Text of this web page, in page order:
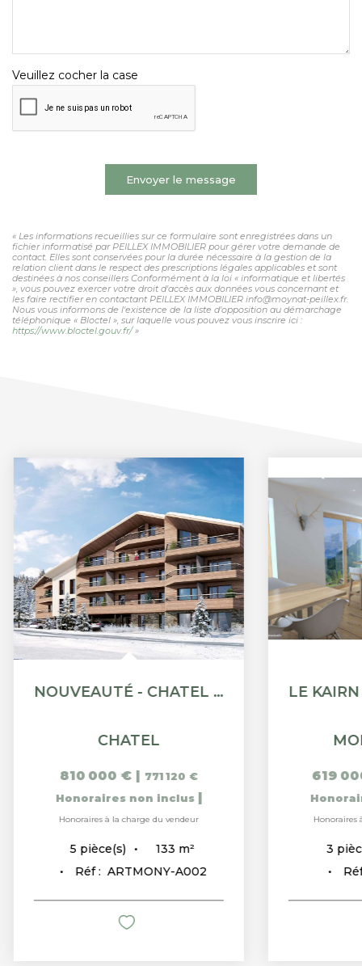
Veuillez cocher la case
Envoyer le message
« Les informations recueillies sur ce formulaire sont enregistrées dans un
fichier informatisé par PEILLEX IMMOBILIER pour gérer votre demande de
contact. Elles sont conservées pour la durée nécessaire à la gestion de la
relation client dans le respect des prescriptions légales applicables et sont
destinées à nos conseillers Conformément à la loi « informatique et libertés
», vous pouvez exercer votre droit d'accès aux données vous concernant et
les faire rectifier en contactant PEILLEX IMMOBILIER info@moynat-peillex.fr.
Nous vous informons de l'existence de la liste d'opposition au démarchage
téléphonique « Bloctel », sur laquelle vous pouvez vous inscrire ici :
https://www.bloctel.gouv.fr/»
NOUVEAUTÉ - CHATEL - APPARTEMENT STANDING T5
CHATEL
810 000 € | 771 120 €
Honoraires non inclus |
Honoraires à la charge du vendeur
5 pièce(s) 133 m²
Réf : ARTMONY-A002
619
Honoraires
3